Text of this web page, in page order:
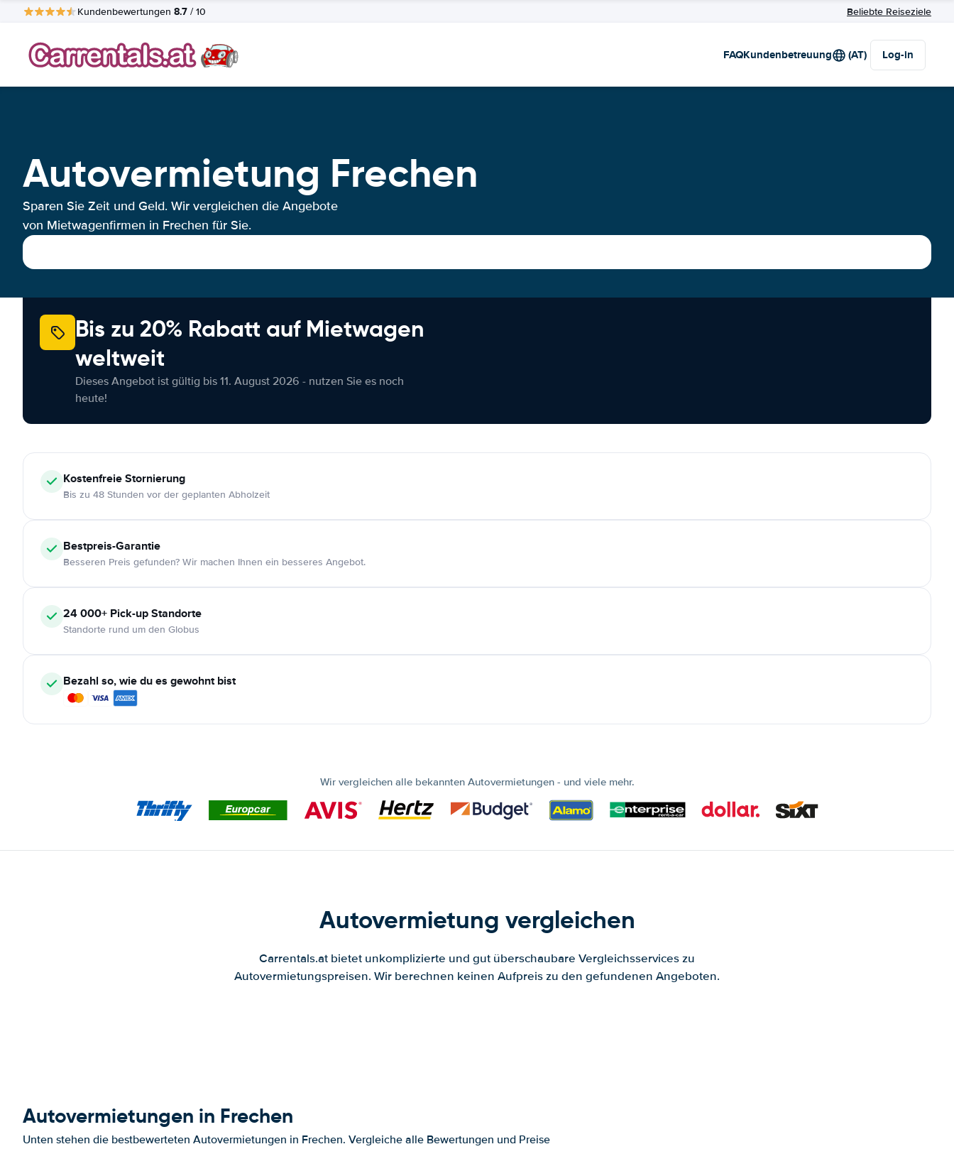
Kundenbewertungen 8.7 / 10 Beliebte Reiseziele
FAQKundenbetreuung (AT) Log-in
Autovermietung Frechen
Sparen Sie Zeit und Geld. Wir vergleichen die Angebote
von Mietwagenfirmen in Frechen für Sie.
Bis zu 20% Rabatt auf Mietwagen
weltweit
Dieses Angebot ist gültig bis 11. August 2026 - nutzen Sie es noch
heute!
KostenfreieStornierung
Bis zu 48 Stunden vor der geplanten Abholzeit
Bestpreis-Garantie
Besseren Preis gefunden? Wir machen Ihnen ein besseres Angebot.
24 000+ Pick-up Standorte
Standorte rund um den Globus
Bezahl so, wie du es gewohnt bist
Wir vergleichen alle bekannten Autovermietungen - und viele mehr.
Autovermietung vergleichen
Carrentals.at bietet unkomplizierte und gut überschaubare Vergleichsservices zu
Autovermietungspreisen. Wir berechnen keinen Aufpreis zu den gefundenen Angeboten.
Autovermietungen in Frechen
Unten stehen die bestbewerteten Autovermietungen in Frechen. Vergleiche alle Bewertungen und Preise